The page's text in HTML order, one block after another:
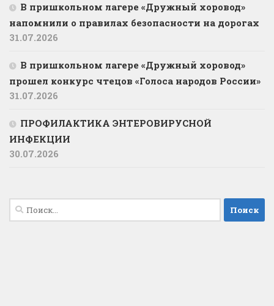
В пришкольном лагере «Дружный хоровод»
напомнили о правилах безопасности на дорогах
31.07.2026
В пришкольном лагере «Дружный хоровод»
прошел конкурс чтецов «Голоса народов России»
31.07.2026
ПРОФИЛАКТИКА ЭНТЕРОВИРУСНОЙ
ИНФЕКЦИИ
30.07.2026
Найти: